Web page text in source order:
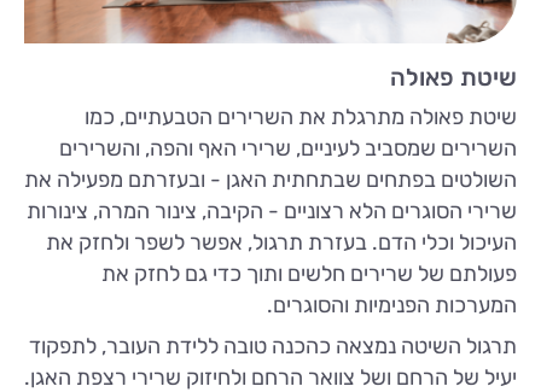
שיטת פאולה
שיטת פאולה מתרגלת את השרירים הטבעתיים, כמו
השרירים שמסביב לעיניים, שרירי האף והפה, והשרירים
השולטים בפתחים שבתחתית האגן - ובעזרתם מפעילה את
שרירי הסוגרים הלא רצוניים - הקיבה, צינור המרה, צינורות
העיכול וכלי הדם. בעזרת תרגול, אפשר לשפר ולחזק את
פעולתם של שרירים חלשים ותוך כדי גם לחזק את
המערכות הפנימיות והסוגרים.
תרגול השיטה נמצאה כהכנה טובה ללידת העובר, לתפקוד
יעיל של הרחם ושל צוואר הרחם ולחיזוק שרירי רצפת האגן.